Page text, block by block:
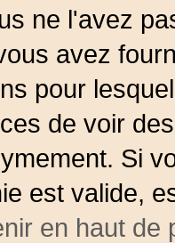
ne l'avez
avez
pour
de voir
Si
est valide,
en haut de